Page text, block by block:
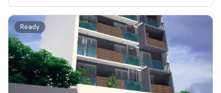
Ready